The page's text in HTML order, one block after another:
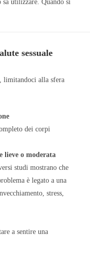
utilizzare. Quando si
sessuale
limitandoci alla sfera
dei corpi
lieve o moderata
studi mostrano che
è legato a una
stress,
a sentire una